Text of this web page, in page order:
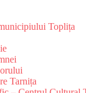
Toplița
Tarnița